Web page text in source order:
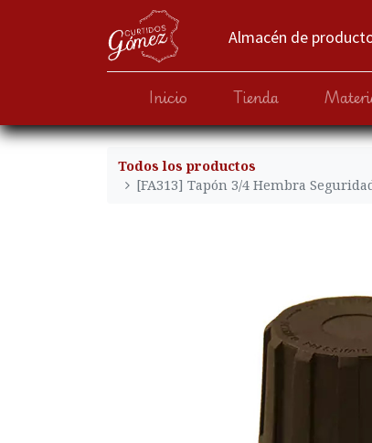
Almacén de
Inicio Tienda
Todos los productos
[FA313] Tapón 3/4 Hembra